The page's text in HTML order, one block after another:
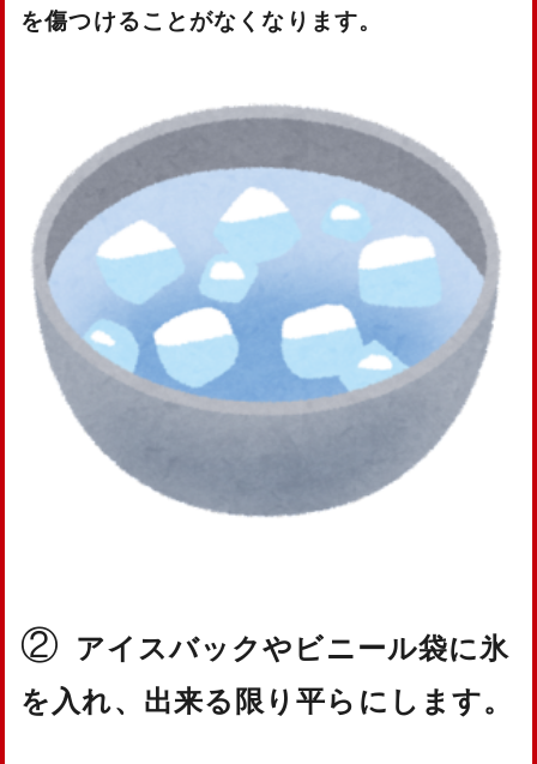
を傷つけることがなくなります。
②
アイスバックやビニール袋に氷
を入れ、出来る限り平らにします。